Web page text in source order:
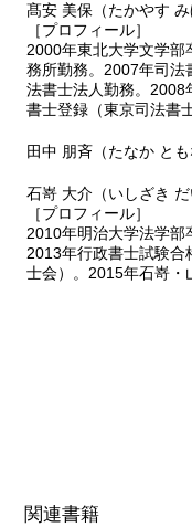
髙安 美保（たかやす み
［プロフィール］
2000年東北大学文学
務所勤務。2007年司法
法書士法人勤務。2008
書士登録（東京司法書
田中 朋斉（たなか とも
石嵜 大介（いしざき だ
［プロフィール］
2010年明治大学法学部
2013年行政書士試験
士会）。2015年石嵜・
関連書籍